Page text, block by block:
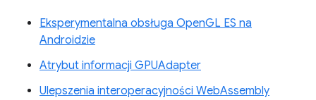
Eksperymentalna obsługa OpenGL ES na
Androidzie
Atrybut informacji GPUAdapter
Ulepszenia interoperacyjności WebAssembly